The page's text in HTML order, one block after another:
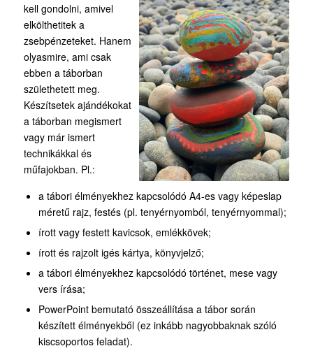
kell gondolni, amivel
elkölthetitek a
zsebpénzeteket. Hanem
olyasmire, ami csak
ebben a táborban
születhetett meg.
Készítsetek ajándékokat
a táborban megismert
vagy már ismert
technikákkal és
műfajokban. Pl.:
a tábori élményekhez kapcsolódó A4-es vagy képeslap
méretű rajz, festés (pl. tenyérnyomból, tenyérnyommal);
írott vagy festett kavicsok, emlékkövek;
írott és rajzolt igés kártya, könyvjelző;
a tábori élményekhez kapcsolódó történet, mese vagy
vers írása;
PowerPoint bemutató összeállítása a tábor során
készített élményekből (ez inkább nagyobbaknak szóló
kiscsoportos feladat).